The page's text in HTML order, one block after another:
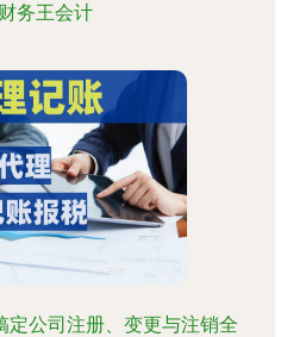
务王会计
定公司注册、变更与注销全